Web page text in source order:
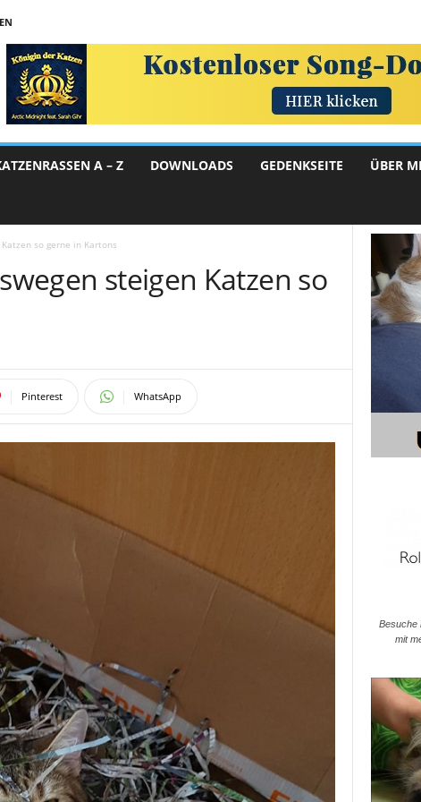
A – Z DOWNLOADS GEDENKSEITE ÜBER
so gerne in Kartons
steigen Katzen so
Pinterest WhatsApp
Besuche
mit